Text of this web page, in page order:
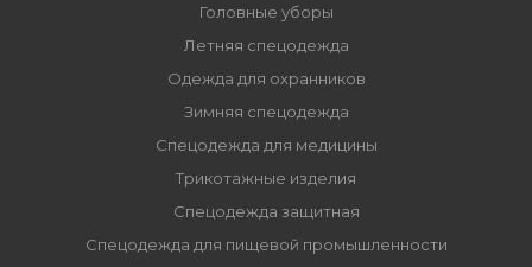
Головные уборы
Летняя спецодежда
Одежда для охранников
Зимняя спецодежда
Спецодежда для медицины
Трикотажные изделия
Спецодежда защитная
Спецодежда для пищевой промышленности